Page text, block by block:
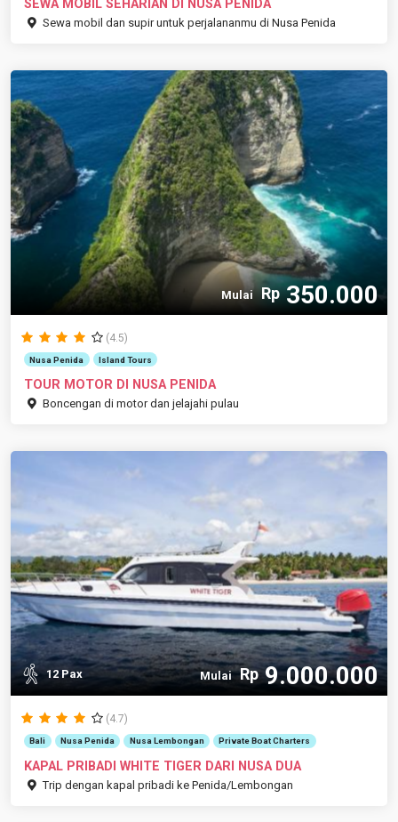
SEWA MOBIL SEHARIAN DI NUSA PENIDA
Sewa mobil dan supir untuk perjalananmu di Nusa Penida
Mulai Rp350.000
(4.5)
Nusa Penida Island Tours
TOUR MOTOR DI NUSA PENIDA
Boncengan di motor dan jelajahi pulau
12 Pax Mulai Rp9.000.000
(4.7)
Bali Nusa Penida Nusa Lembongan Private Boat Charters
KAPAL PRIBADI WHITE TIGER DARI NUSA DUA
Trip dengan kapal pribadi ke Penida/Lembongan